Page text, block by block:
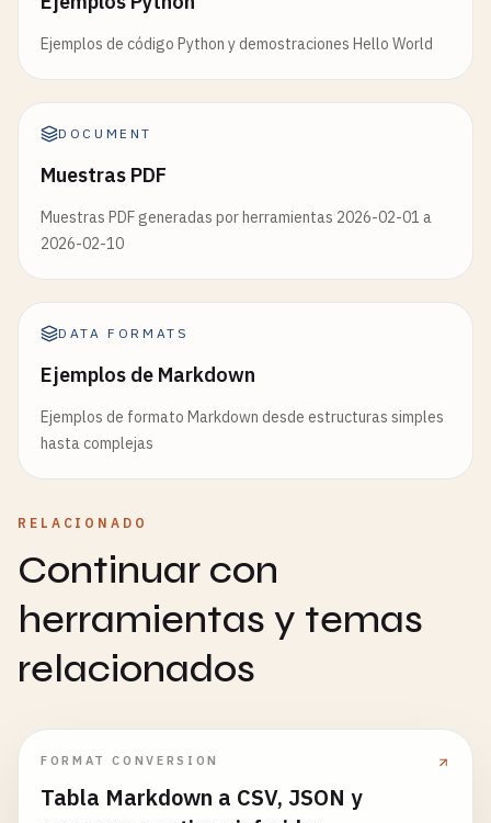
Ejemplos de código Python y demostraciones Hello World
DOCUMENT
Muestras PDF
Muestras PDF generadas por herramientas 2026-02-01 a
2026-02-10
DATA FORMATS
Ejemplos de Markdown
Ejemplos de formato Markdown desde estructuras simples
hasta complejas
RELACIONADO
Continuar con
herramientas y temas
relacionados
FORMAT CONVERSION
Tabla Markdown a CSV, JSON y